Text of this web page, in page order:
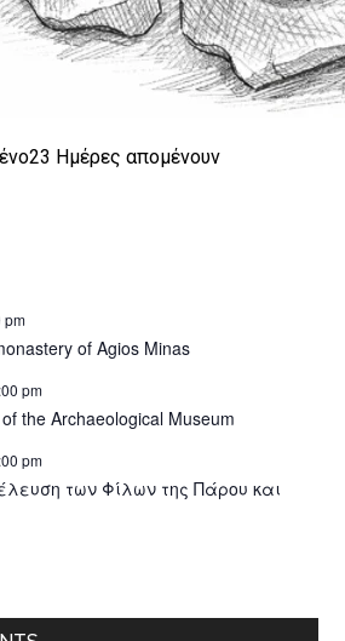
pm
of Agios Minas
pm
the Archaeological Museum
pm
των Φίλων της Πάρου και